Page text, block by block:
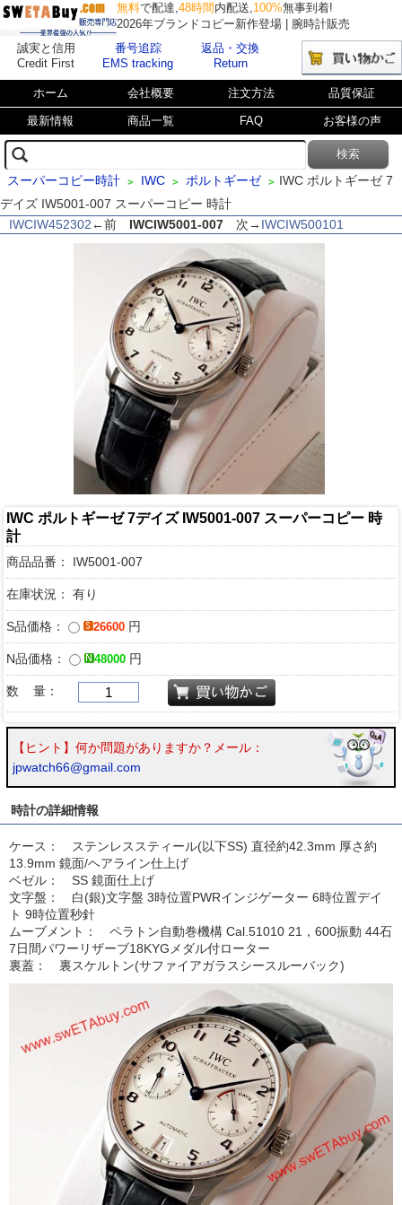
無料で配達,48時間 内配送,100%無事到着!
2026年ブランドコピー新作登場 | 腕時計販売
誠実と信用
Credit First
番号追踪
EMS tracking
返品・交換
Return
ホーム 会社概要 注文方法 品質保証
最新情報 商品一覧 FAQ お客様の声
スーパーコピー時計 > IWC > ポルトギーゼ > IWC ポルトギーゼ 7
デイズ IW5001-007 スーパーコピー 時計
IWCIW452302 ←前 IWCIW5001-007 次→ IWCIW500101
IWC ポルトギーゼ 7デイズ IW5001-007 スーパーコピー 時
計
商品品番： IW5001-007
在庫状況： 有り
S品価格： 26600 円
N品価格： 48000 円
数 量：
【ヒント】何か問題がありますか？メール：
jpwatch66@gmail.com
時計の詳細情報
ケース： ステンレススティール(以下SS) 直径約42.3mm 厚さ約
13.9mm 鏡面/ヘアライン仕上げ
ベゼル： SS 鏡面仕上げ
文字盤： 白(銀)文字盤 3時位置PWRインジゲーター 6時位置デイ
ト 9時位置秒針
ムーブメント： ペラトン自動巻機構 Cal.51010 21，600振動 44石
7日間パワーリザーブ18KYGメダル付ローター
裏蓋： 裏スケルトン(サファイアガラスシースルーバック)